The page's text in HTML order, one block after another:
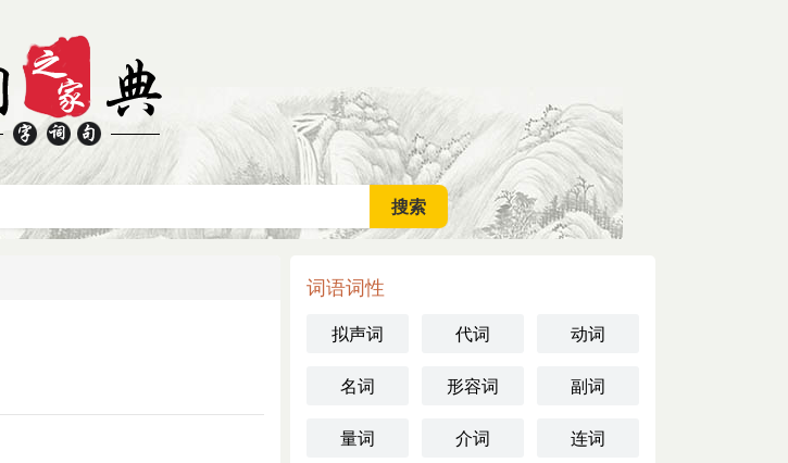
词语词性
拟声词 代词 动词
名词 形容词 副词
量词 介词 连词